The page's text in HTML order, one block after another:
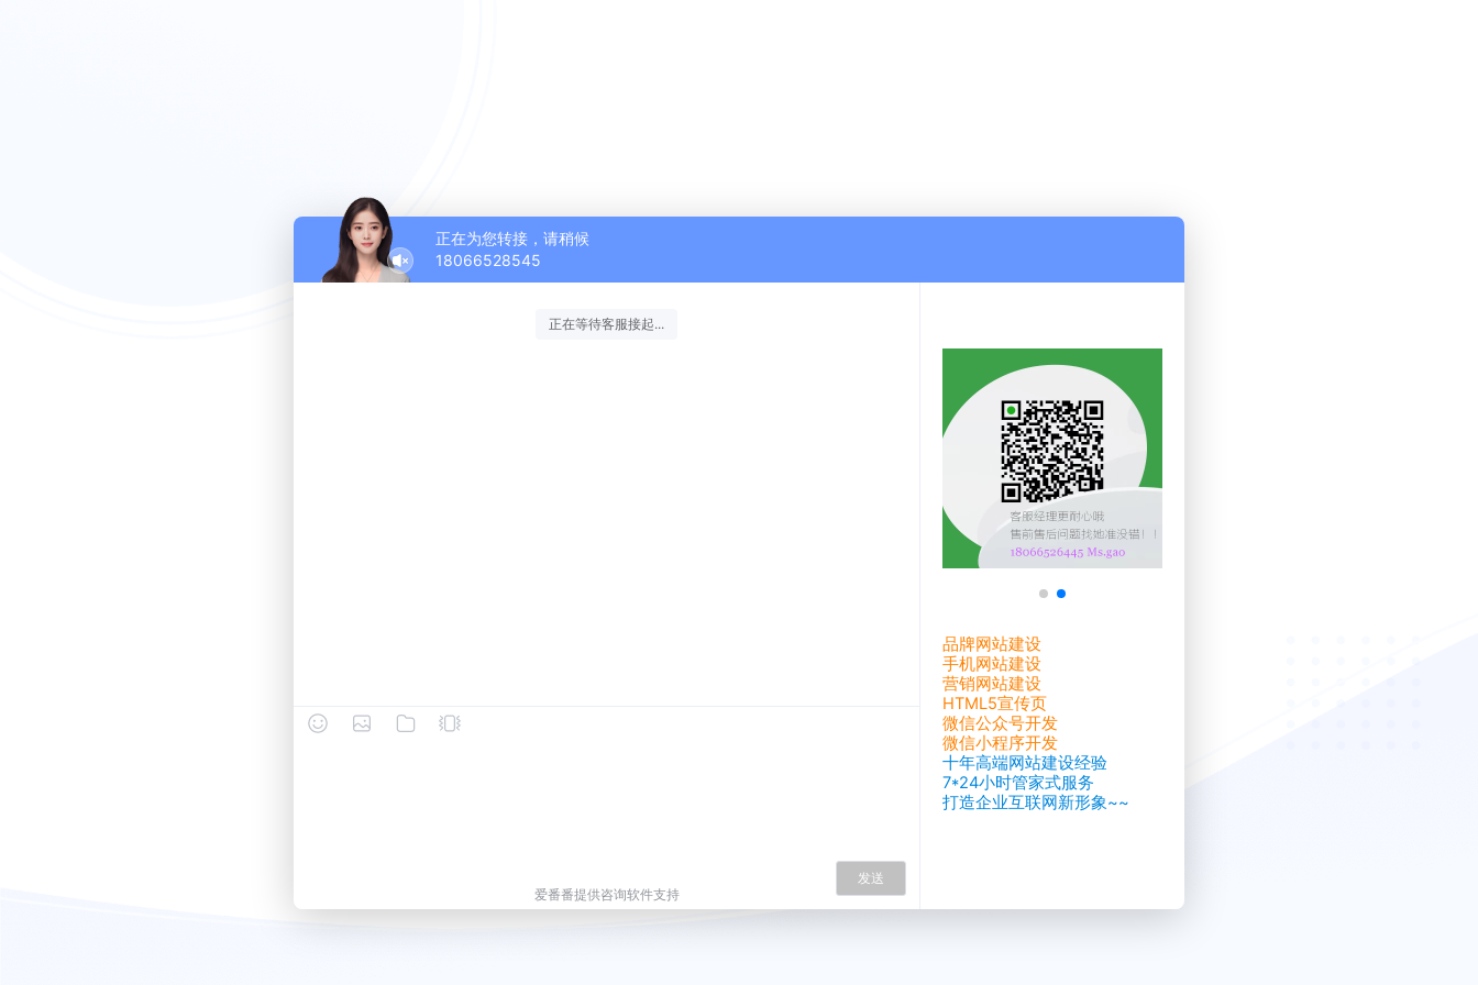
正在为您转接，请稍候
18066528545
正在等待客服接起...
发送
品牌网站建设
手机网站建设
营销网站建设
HTML5宣传页
微信公众号开发
微信小程序开发
十年高端网站建设经验
7*24小时管家式服务
打造企业互联网新形象~~